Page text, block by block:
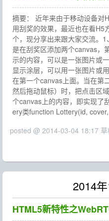
摘要： 近年来由于移动设备对
用刮奖的效果，最近也在看H5
个，现分享出来跟大家交流。
是在刮奖区添加两个canvas，
示的内容，可以是一张图片或
显示涂层，可以用一张图片或
在第一个canvas上面。当在第
然后拖动鼠标）时，把点击区
个canvas上的内容，即实现了
ery类function Lottery(id, cover,
posted @ 2014-03-04 18:17 草
2014
HTML5新特性之